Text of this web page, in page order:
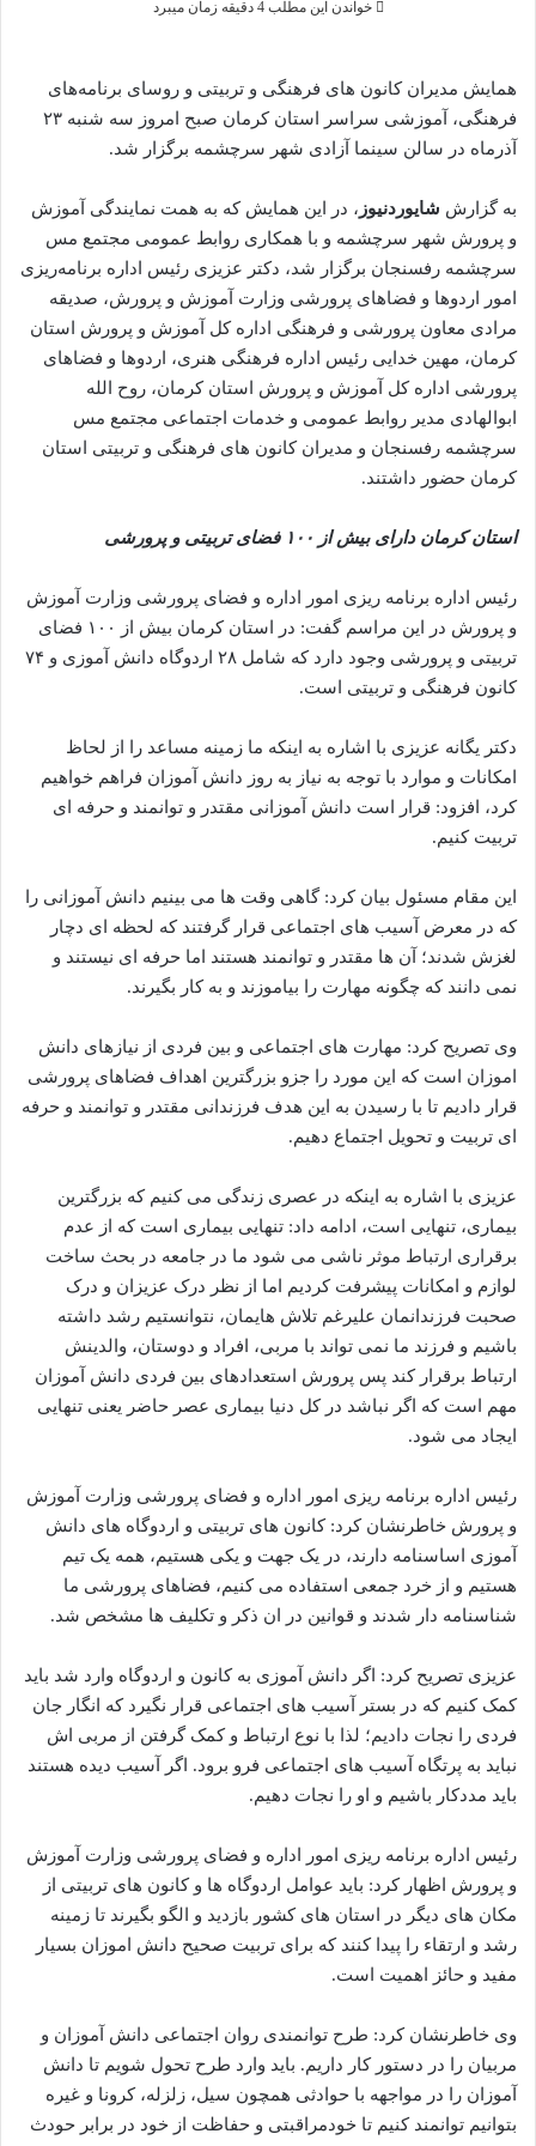
خواندن این مطلب 4 دقیقه زمان میبرد
همایش مدیران کانون های فرهنگی و تربیتی و روسای برنامه‌های
فرهنگی، آموزشی سراسر استان کرمان صبح امروز سه شنبه ۲۳
آذرماه در سالن سینما آزادی شهر سرچشمه برگزار شد.
به گزارش شایوردنیوز ، در این همایش که به همت نمایندگی آموزش
و پرورش شهر سرچشمه و با همکاری روابط عمومی مجتمع مس
سرچشمه رفسنجان برگزار شد، دکتر عزیزی رئیس اداره برنامه‌ریزی
امور اردوها و فضاهای پرورشی وزارت آموزش و پرورش، صدیقه
مرادی معاون پرورشی و فرهنگی اداره کل آموزش و پرورش استان
کرمان، مهین خدایی رئیس اداره فرهنگی هنری، اردوها و فضاهای
پرورشی اداره کل آموزش و پرورش استان کرمان، روح الله
ابوالهادی مدیر روابط عمومی و خدمات اجتماعی مجتمع مس
سرچشمه رفسنجان و مدیران کانون های فرهنگی و تربیتی استان
کرمان حضور داشتند.
استان کرمان دارای بیش از ۱۰۰ فضای تربیتی و پرورشی
رئیس اداره برنامه ریزی امور اداره و فضای پرورشی وزارت آموزش
و پرورش در این مراسم گفت: در استان کرمان بیش از ۱۰۰ فضای
تربیتی و پرورشی وجود دارد که شامل ۲۸ اردوگاه دانش آموزی و ۷۴
کانون فرهنگی و تربیتی است.
دکتر یگانه عزیزی با اشاره به اینکه ما زمینه مساعد را از لحاظ
امکانات و موارد با توجه به نیاز به روز دانش آموزان فراهم خواهیم
کرد، افزود: قرار است دانش آموزانی مقتدر و توانمند و حرفه ای
تربیت کنیم.
این مقام مسئول بیان کرد: گاهی وقت ها می بینیم دانش آموزانی را
که در معرض آسیب های اجتماعی قرار گرفتند که لحظه ای دچار
لغزش شدند؛ آن ها مقتدر و توانمند هستند اما حرفه ای نیستند و
نمی دانند که چگونه مهارت را بیاموزند و به کار بگیرند.
وی تصریح کرد: مهارت های اجتماعی و بین فردی از نیازهای دانش
اموزان است که این مورد را جزو بزرگترین اهداف فضاهای پرورشی
قرار دادیم تا با رسیدن به این هدف فرزندانی مقتدر و توانمند و حرفه
ای تربیت و تحویل اجتماع دهیم.
عزیزی با اشاره به اینکه در عصری زندگی می کنیم که بزرگترین
بیماری، تنهایی است، ادامه داد: تنهایی بیماری است که از عدم
برقراری ارتباط موثر ناشی می شود ما در جامعه در بحث ساخت
لوازم و امکانات پیشرفت کردیم اما از نظر درک عزیزان و درک
صحبت فرزندانمان علیرغم تلاش هایمان، نتوانستیم رشد داشته
باشیم و فرزند ما نمی تواند با مربی، افراد و دوستان، والدینش
ارتباط برقرار کند پس پرورش استعدادهای بین فردی دانش آموزان
مهم است که اگر نباشد در کل دنیا بیماری عصر حاضر یعنی تنهایی
ایجاد می شود.
رئیس اداره برنامه ریزی امور اداره و فضای پرورشی وزارت آموزش
و پرورش خاطرنشان کرد: کانون های تربیتی و اردوگاه های دانش
آموزی اساسنامه دارند، در یک جهت و یکی هستیم، همه یک تیم
هستیم و از خرد جمعی استفاده می کنیم، فضاهای پرورشی ما
شناسنامه دار شدند و قوانین در ان ذکر و تکلیف ها مشخص شد.
عزیزی تصریح کرد: اگر دانش آموزی به کانون و اردوگاه وارد شد باید
کمک کنیم که در بستر آسیب های اجتماعی قرار نگیرد که انگار جان
فردی را نجات دادیم؛ لذا با نوع ارتباط و کمک گرفتن از مربی اش
نباید به پرتگاه آسیب های اجتماعی فرو برود. اگر آسیب دیده هستند
باید مددکار باشیم و او را نجات دهیم.
رئیس اداره برنامه ریزی امور اداره و فضای پرورشی وزارت آموزش
و پرورش اظهار کرد: باید عوامل اردوگاه ها و کانون های تربیتی از
مکان های دیگر در استان های کشور بازدید و الگو بگیرند تا زمینه
رشد و ارتقاء را پیدا کنند که برای تربیت صحیح دانش اموزان بسیار
مفید و حائز اهمیت است.
وی خاطرنشان کرد: طرح توانمندی روان اجتماعی دانش آموزان و
مربیان را در دستور کار داریم. باید وارد طرح تحول شویم تا دانش
آموزان را در مواجهه با حوادثی همچون سیل، زلزله، کرونا و غیره
بتوانیم توانمند کنیم تا خودمراقبتی و حفاظت از خود در برابر حودث